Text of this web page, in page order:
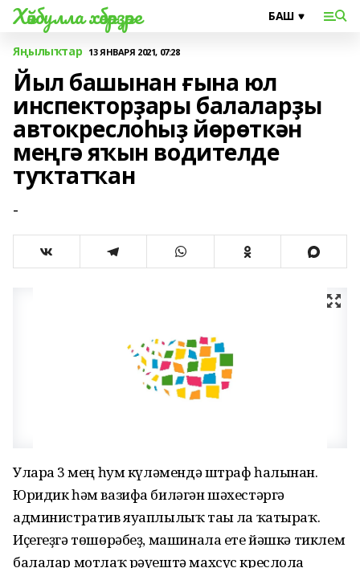
Хәйбулла хәбәрҙәре
Яңылыҡтар 13 ЯНВАРЯ 2021, 07:28
Йыл башынан ғына юл
инспекторҙары балаларҙы
автокреслоһыҙ йөрөткән
меңгә яҡын водителде
туҡтатҡан
-
Уларға 3 мең һум күләмендә штраф һалынған.
Юридик һәм вазифа биләгән шәхестәргә
административ яуаплылыҡ тағы ла ҡатыраҡ.
Иҫегеҙгә төшөрәбеҙ, машинала ете йәшкә тиклем
балалар мотлаҡ рәүештә махсус креслола